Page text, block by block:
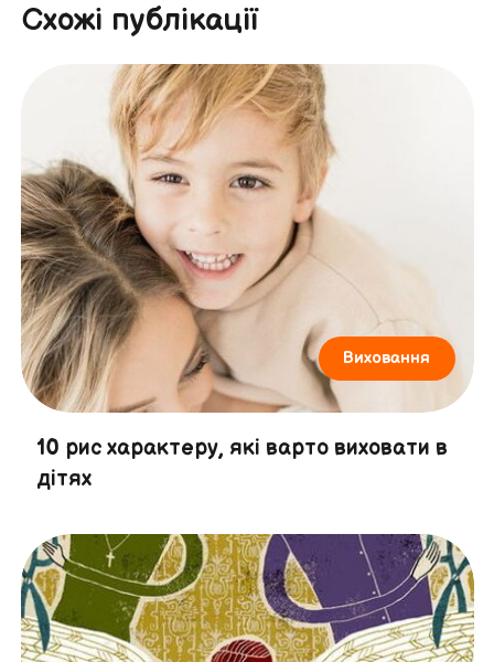
Схожі публікації
Виховання
10 рис характеру, які варто виховати в
дітях